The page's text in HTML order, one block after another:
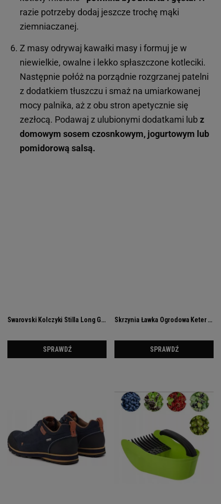
razie potrzeby dodaj jeszcze trochę mąki
ziemniaczanej.
Z masy odrywaj kawałki masy i formuj je w
niewielkie, owalne i lekko spłaszczone kotleciki.
Następnie połóż na porządnie rozgrzanej patelni
z dodatkiem tłuszczu i smaż na umiarkowanej
mocy palnika, aż z obu stron apetycznie się
zezłocą. Podawaj z ulubionymi dodatkami lubz
domowym sosem czosnkowym, jogurtowym lub
pomidorową salsą.